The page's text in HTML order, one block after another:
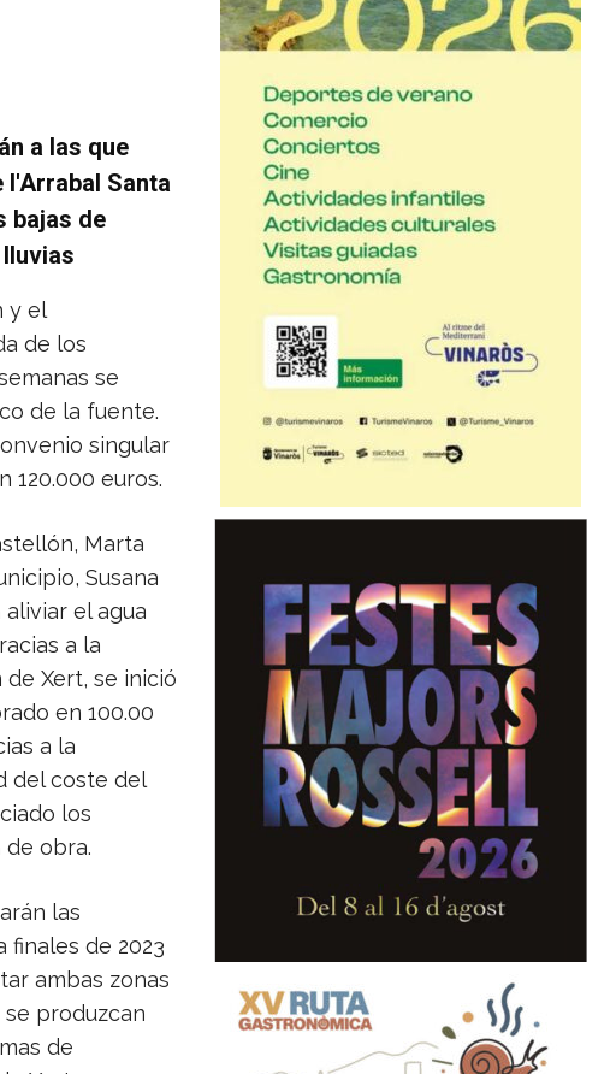
a las que
l'Arrabal Santa
bajas de
y el
de los
se
de la fuente.
singular
euros.
Marta
Susana
el agua
a la
Xert, se inició
en 100.00
a la
del coste del
los
obra.
las
finales de 2023
ambas zonas
produzcan
de